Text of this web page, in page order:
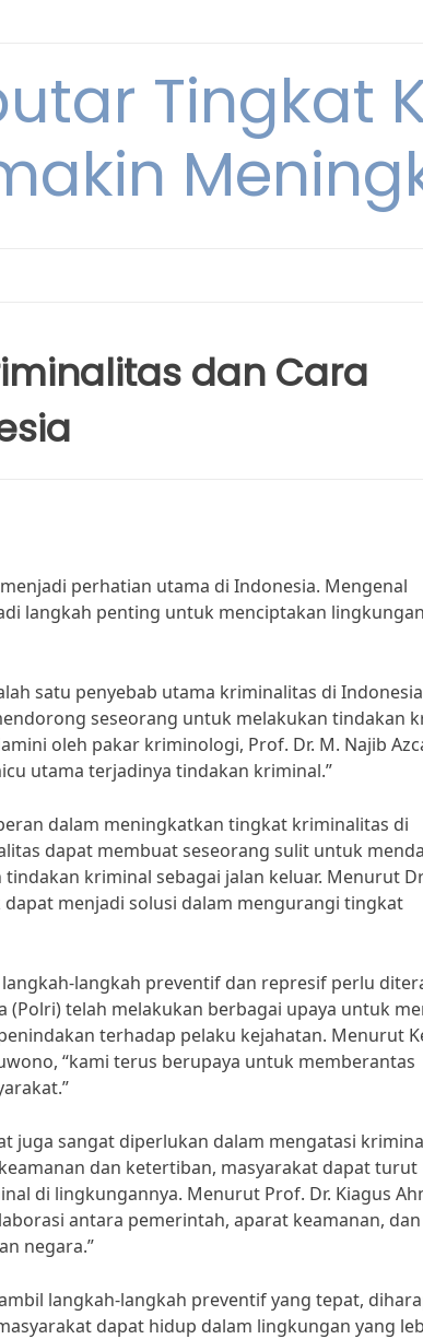
Tingkat
dan Cara
perhatian utama di Indonesia. Mengenal
langkah penting untuk menciptakan
satu penyebab utama kriminalitas di
seseorang untuk melakukan tindakan
oleh pakar kriminologi, Prof. Dr. M. Najib
utama terjadinya tindakan kriminal.”
dalam meningkatkan tingkat kriminalitas di
dapat membuat seseorang sulit untuk
kriminal sebagai jalan keluar. Menurut
menjadi solusi dalam mengurangi tingkat
langkah preventif dan represif perlu
(Polri) telah melakukan berbagai upaya untuk
terhadap pelaku kejahatan. Menurut
“kami terus berupaya untuk memberantas
juga sangat diperlukan dalam mengatasi
dan ketertiban, masyarakat dapat turut
di lingkungannya. Menurut Prof. Dr. Kiagus
antara pemerintah, aparat keamanan, dan
negara.”
langkah-langkah preventif yang tepat,
dapat hidup dalam lingkungan yang